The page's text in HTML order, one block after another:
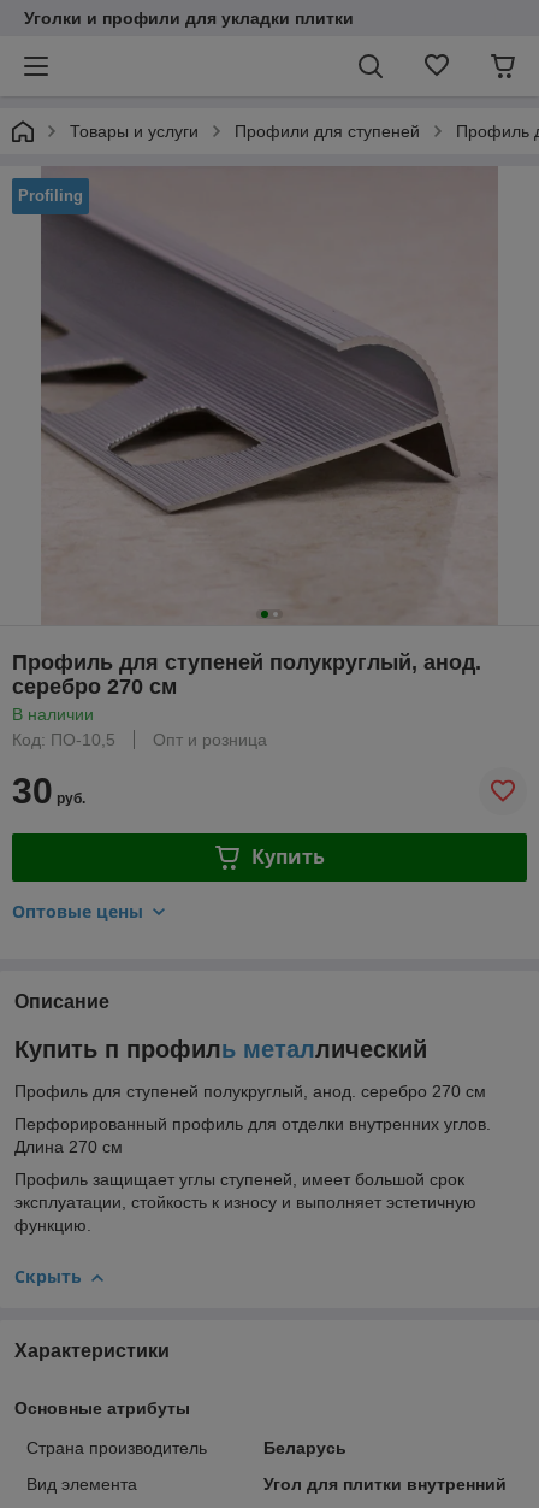
Уголки и профили для укладки плитки
Товары и услуги Профили для ступеней Профиль
Profiling
Профиль для ступеней полукруглый, анод.
серебро 270 см
В наличии
Код: ПО-10,5
Опт и розница
30 руб.
Купить
Оптовые цены
Описание
Купить п профиль металлический
Профиль для ступеней полукруглый, анод. серебро 270 см
Перфорированный профиль для отделки внутренних углов.
Длина 270 см
Профиль защищает углы ступеней, имеет большой срок
эксплуатации, стойкость к износу и выполняет эстетичную
функцию.
Скрыть
Характеристики
Основные атрибуты
Страна производитель
Беларусь
Вид элемента
Угол для плитки внутренний